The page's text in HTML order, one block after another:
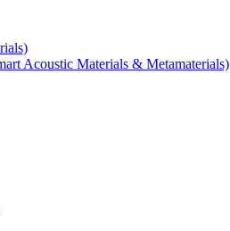
Acoustic Materials & Metamaterials)